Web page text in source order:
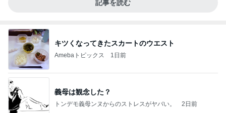
記事を読む
キツくなってきたスカートのウエスト
Amebaトピックス 1日前
義母は観念した？
トンデモ義母ンヌからのストレスがヤバい。 2日前